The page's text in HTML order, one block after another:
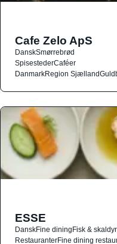
Cafe Zelo ApS
DanskSmørrebrød
SpisestederCaféer
DanmarkRegion Sjælland
ESSE
DanskFine diningFisk & skaldyr
RestauranterFine dining